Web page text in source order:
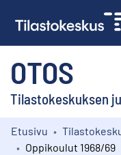
OTOS
Tilastokeskuksen
Kokoelmat
Etusivu
Oppikoulut 1968/69